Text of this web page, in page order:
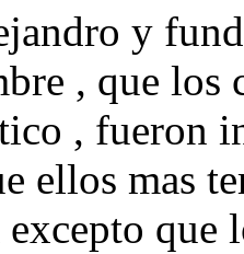
y
, que los
, fueron
ellos mas
que